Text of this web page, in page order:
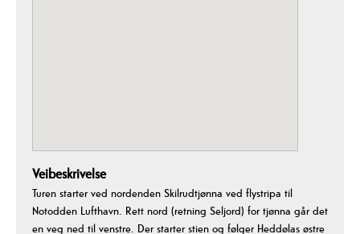
Veibeskrivelse
Turen starter ved nordenden Skilrudtjønna ved flystripa til
Notodden Lufthavn. Rett nord (retning Seljord) for tjønna går det
en veg ned til venstre. Der starter stien og følger Heddølas østre